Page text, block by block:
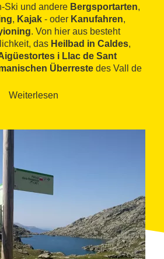
Ski und andere Bergsportarten,
, Kajak - oder Kanufahren,
. Von hier aus besteht
das Heilbad in Caldes,
i Llac de Sant
Überreste des Vall de
besichtigen.
Weiterlesen